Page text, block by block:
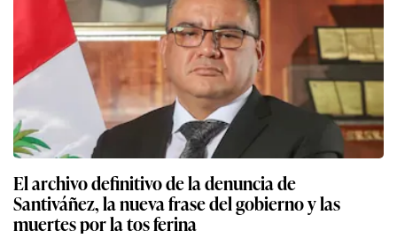
El archivo definitivo de la denuncia de
Santiváñez, la nueva frase del gobierno y las
muertes por la tos ferina